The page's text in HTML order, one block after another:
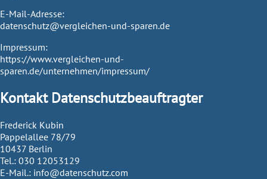
E-Mail-Adresse:
datenschutz@vergleichen-und-sparen.de
Impressum:
https://www.vergleichen-und-
sparen.de/unternehmen/impressum/
Kontakt Datenschutzbeauftragter
Frederick Kubin
Pappelallee 78/79
10437 Berlin
Tel.: 030 12053129
E-Mail.: info@datenschutz.com